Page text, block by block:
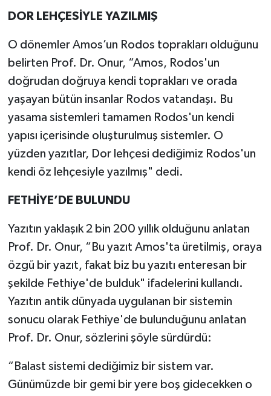
DOR LEHÇESİYLE YAZILMIŞ
O dönemler Amos’un Rodos toprakları olduğunu
belirten Prof. Dr. Onur, “Amos, Rodos'un
doğrudan doğruya kendi toprakları ve orada
yaşayan bütün insanlar Rodos vatandaşı. Bu
yasama sistemleri tamamen Rodos'un kendi
yapısı içerisinde oluşturulmuş sistemler. O
yüzden yazıtlar, Dor lehçesi dediğimiz Rodos'un
kendi öz lehçesiyle yazılmış" dedi.
FETHİYE’DE BULUNDU
Yazıtın yaklaşık 2 bin 200 yıllık olduğunu anlatan
Prof. Dr. Onur, “Bu yazıt Amos'ta üretilmiş, oraya
özgü bir yazıt, fakat biz bu yazıtı enteresan bir
şekilde Fethiye'de bulduk" ifadelerini kullandı.
Yazıtın antik dünyada uygulanan bir sistemin
sonucu olarak Fethiye'de bulunduğunu anlatan
Prof. Dr. Onur, sözlerini şöyle sürdürdü:
“Balast sistemi dediğimiz bir sistem var.
Günümüzde bir gemi bir yere boş gidecekken o